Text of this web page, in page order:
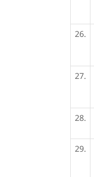
26.
27.
28.
29.